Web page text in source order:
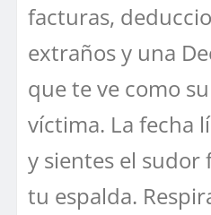
facturas,
extraños y una
que te ve como
víctima. La fecha
y sientes el
tu espalda.